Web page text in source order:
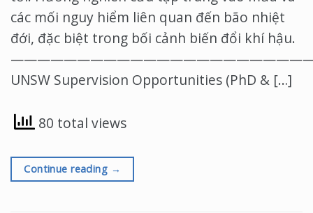
các mối nguy hiểm liên quan đến bão nhiệt
đới, đặc biệt trong bối cảnh biến đổi khí hậu.
UNSW Supervision Opportunities (PhD & […]
80 total views
Continue reading →